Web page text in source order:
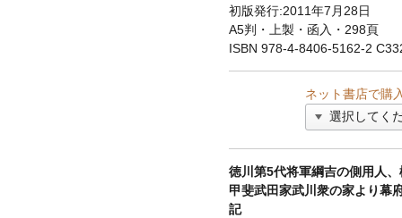
初版発行:2011年7月28日
A5判・上製・函入・298頁
ISBN 978-4-8406-5162-2
ネット書店で購
徳川第5代将軍綱吉の側用人
甲斐武田家武川衆の家より幕
記